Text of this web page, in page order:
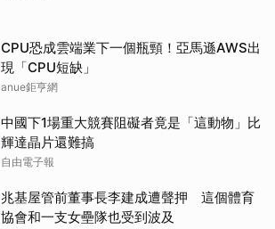
CPU恐成雲端業下一個瓶頸！亞馬遜AWS出
現「CPU短缺」
anue鉅亨網
中國下1場重大競賽阻礙者竟是「這動物」比
輝達晶片還難搞
自由電子報
兆基屋管前董事長李建成遭聲押 這個體育
協會和一支女壘隊也受到波及